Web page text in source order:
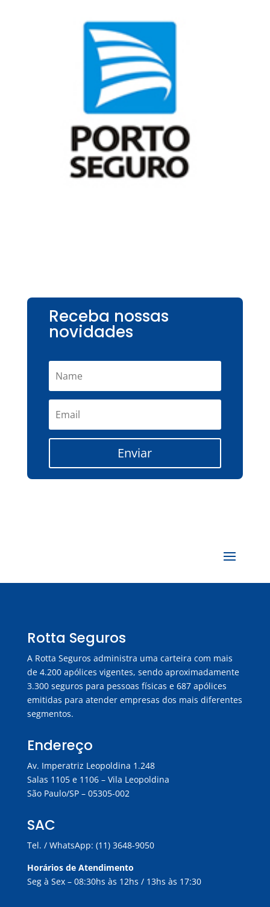
Receba nossas
novidades
Enviar
Rotta Seguros
A Rotta Seguros administra uma carteira com mais
de 4.200 apólices vigentes, sendo aproximadamente
3.300 seguros para pessoas físicas e 687 apólices
emitidas para atender empresas dos mais diferentes
segmentos.
Endereço
Av. Imperatriz Leopoldina 1.248
Salas 1105 e 1106 – Vila Leopoldina
São Paulo/SP – 05305-002
SAC
Tel. / WhatsApp: (11) 3648-9050
Horários de Atendimento
Seg à Sex – 08:30hs às 12hs / 13hs às 17:30